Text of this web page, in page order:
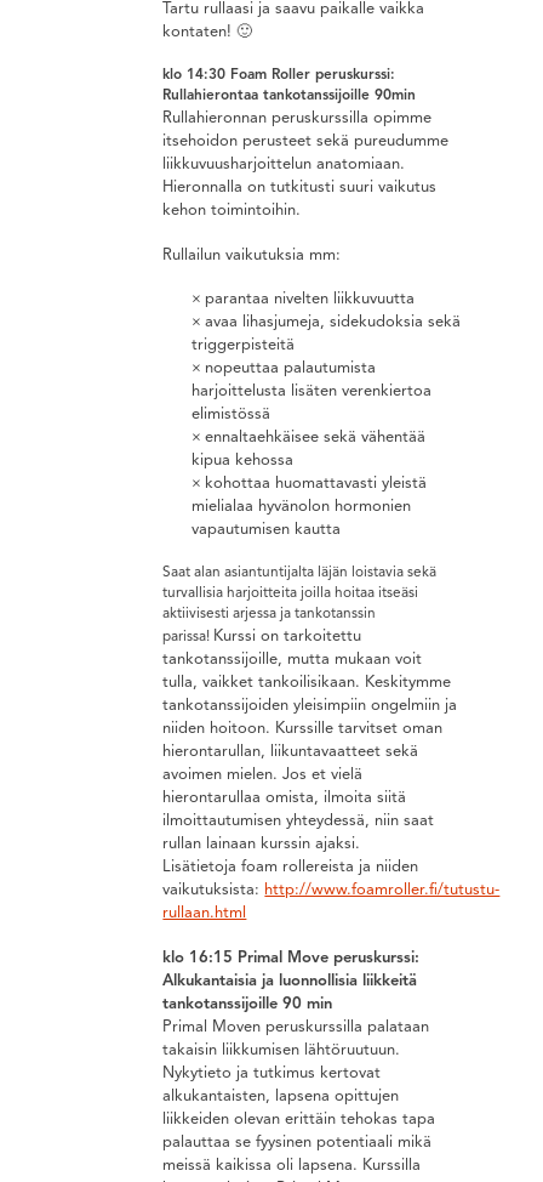
Tartu rullaasi ja saavu paikalle vaikka
kontaten! 🙂
klo 14:30 Foam Roller peruskurssi:
Rullahierontaa tankotanssijoille 90min
Rullahieronnan peruskurssilla opimme
itsehoidon perusteet sekä pureudumme
liikkuvuusharjoittelun anatomiaan.
Hieronnalla on tutkitusti suuri vaikutus
kehon toimintoihin.
Rullailun vaikutuksia mm:
parantaa nivelten liikkuvuutta
avaa lihasjumeja, sidekudoksia sekä
triggerpisteitä
nopeuttaa palautumista
harjoittelusta lisäten verenkiertoa
elimistössä
ennaltaehkäisee sekä vähentää
kipua kehossa
kohottaa huomattavasti yleistä
mielialaa hyvänolon hormonien
vapautumisen kautta
Saat alan asiantuntijalta läjän loistavia sekä
turvallisia harjoitteita joilla hoitaa itseäsi
aktiivisesti arjessa ja tankotanssin
parissa! Kurssi on tarkoitettu
tankotanssijoille, mutta mukaan voit
tulla, vaikket tankoilisikaan. Keskitymme
tankotanssijoiden yleisimpiin ongelmiin ja
niiden hoitoon. Kurssille tarvitset oman
hierontarullan, liikuntavaatteet sekä
avoimen mielen. Jos et vielä
hierontarullaa omista, ilmoita siitä
ilmoittautumisen yhteydessä, niin saat
rullan lainaan kurssin ajaksi.
Lisätietoja foam rollereista ja niiden
vaikutuksista: http://www.foamroller.fi/tutustu-
rullaan.html
klo 16:15 Primal Move peruskurssi:
Alkukantaisia ja luonnollisia liikkeitä
tankotanssijoille 90 min
Primal Moven peruskurssilla palataan
takaisin liikkumisen lähtöruutuun.
Nykytieto ja tutkimus kertovat
alkukantaisten, lapsena opittujen
liikkeiden olevan erittäin tehokas tapa
palauttaa se fyysinen potentiaali mikä
meissä kaikissa oli lapsena. Kurssilla